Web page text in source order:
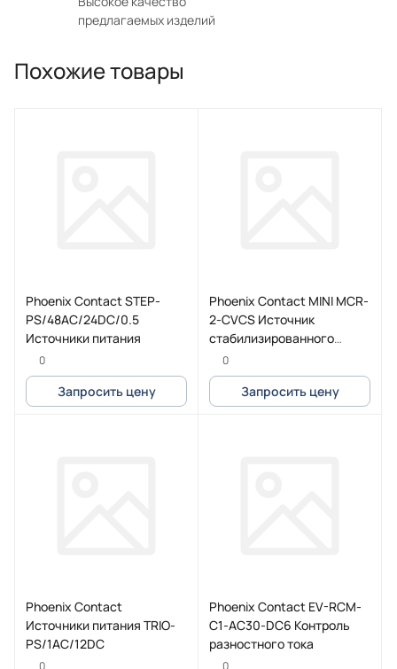
предлагаемых изделий
Похожие товары
Phoenix Contact STEP-
PS/48AC/24DC/0.5
Источники питания
0
Запросить цену
Phoenix Contact MINI MCR-
2-CVCS Источник
стабилизированного
напряжения
0
Запросить цену
Phoenix Contact
Источники питания TRIO-
PS/1AC/12DC
0
Phoenix Contact EV-RCM-
C1-AC30-DC6 Контроль
разностного тока
0